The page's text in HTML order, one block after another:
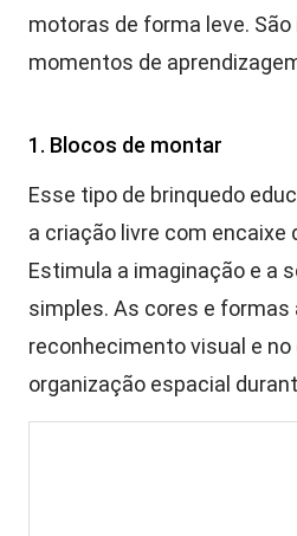
motoras de forma leve.
momentos de
1. Blocos de montar
Esse tipo de brinquedo
a criação livre com encaixe
Estimula a imaginação e a
simples. As cores e formas
reconhecimento visual e
organização espacial